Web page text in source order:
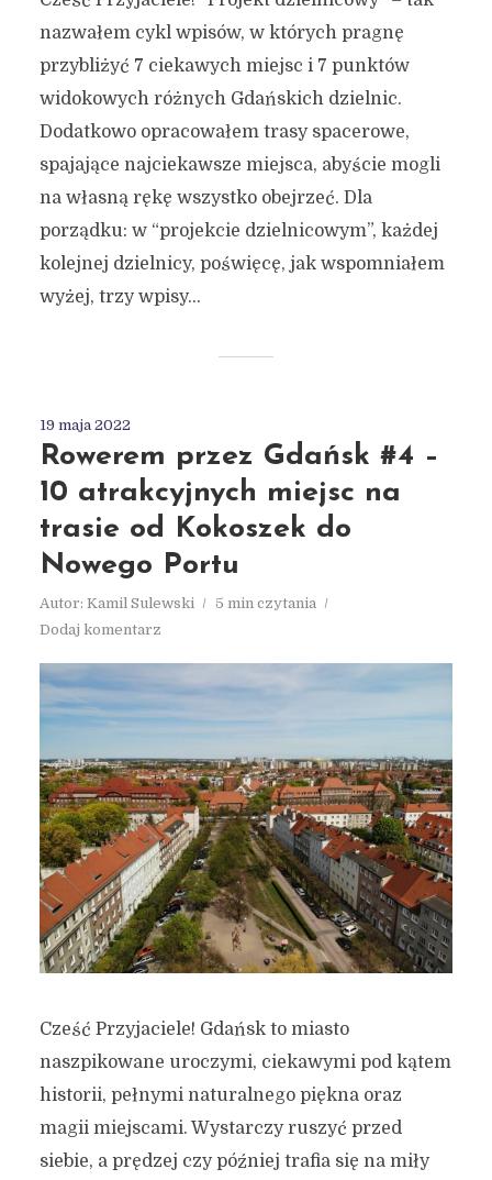
nazwałem cykl wpisów, w których pragnę
przybliżyć 7 ciekawych miejsc i 7 punktów
widokowych różnych Gdańskich dzielnic.
Dodatkowo opracowałem trasy spacerowe,
spajające najciekawsze miejsca, abyście mogli
na własną rękę wszystko obejrzeć. Dla
porządku: w “projekcie dzielnicowym”, każdej
kolejnej dzielnicy, poświęcę, jak wspomniałem
wyżej, trzy wpisy...
19 maja 2022
Rowerem przez Gdańsk #4 –
10 atrakcyjnych miejsc na
trasie od Kokoszek do
Nowego Portu
Autor: Kamil Sulewski
5 min czytania
Dodaj komentarz
Cześć Przyjaciele! Gdańsk to miasto
naszpikowane uroczymi, ciekawymi pod kątem
historii, pełnymi naturalnego piękna oraz
magii miejscami. Wystarczy ruszyć przed
siebie, a prędzej czy później trafia się na miły